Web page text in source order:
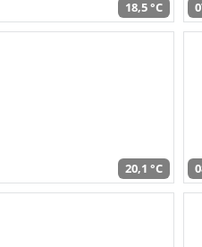
18,5 °C
20,1 °C